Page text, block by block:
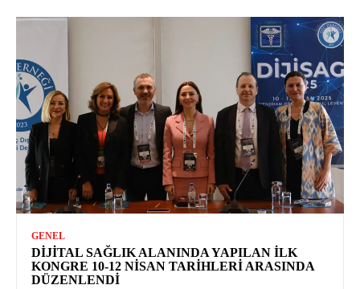
GENEL
DIJITAL SAĞLIK ALANINDA YAPILAN İLK
KONGRE 10-12 NISAN TARIHLERI ARASINDA
DÜZENLENDI